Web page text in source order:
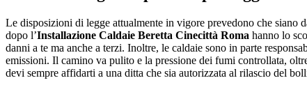
Le disposizioni di legge attualmente in vigore prevedono che siano
dopo l’Installazione Caldaie Beretta Cinecittà Roma hanno lo
danni a te ma anche a terzi. Inoltre, le caldaie sono in parte
emissioni. Il camino va pulito e la pressione dei fumi controllata,
devi sempre affidarti a una ditta che sia autorizzata al rilascio del